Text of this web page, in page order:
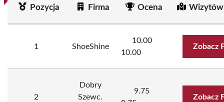
Pozycja Firma Ocena
1 ShoeShine
10.00
10.00
Zobacz
2
Dobry
Szewc.
9.75
Zobacz